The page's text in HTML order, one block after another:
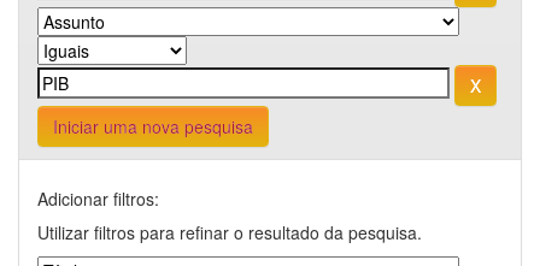
Iniciar uma nova pesquisa
Adicionar filtros:
Utilizar filtros para refinar o resultado da pesquisa.